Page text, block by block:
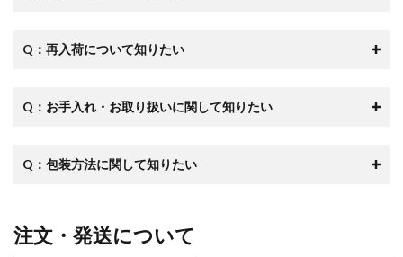
Q：再入荷について知りたい
Q：お手入れ・お取り扱いに関して知りたい
Q：包装方法に関して知りたい
注文・発送について